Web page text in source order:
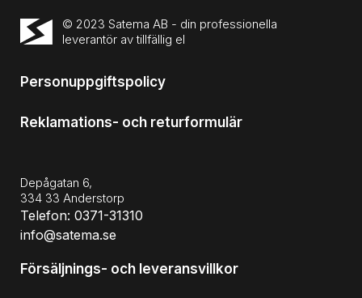
© 2023 Satema AB - din professionella
leverantör av tillfällig el
Personuppgiftspolicy
Reklamations- och returformulär
Depågatan 6,
334 33 Anderstorp
Telefon: 0371-31310
info@satema.se
Försäljnings- och leveransvillkor